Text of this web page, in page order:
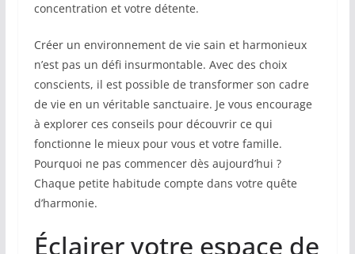
concentration et votre détente.
Créer un environnement de vie sain et harmonieux
n’est pas un défi insurmontable. Avec des choix
conscients, il est possible de transformer son cadre
de vie en un véritable sanctuaire. Je vous encourage
à explorer ces conseils pour découvrir ce qui
fonctionne le mieux pour vous et votre famille.
Pourquoi ne pas commencer dès aujourd’hui ?
Chaque petite habitude compte dans votre quête
d’harmonie.
Éclairer votre espace de